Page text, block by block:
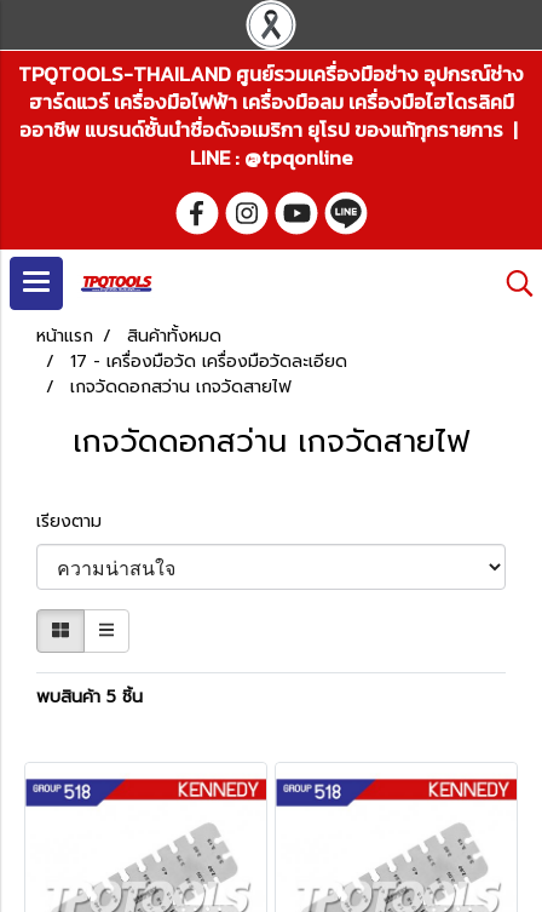
TPQTOOLS-THAILAND ศูนย์รวมเครื่องมือช่าง อุปกรณ์ช่าง
ฮาร์ดแวร์ เครื่องมือไฟฟ้า เครื่องมือลม เครื่องมือไฮโดรลิคมื
ออาชีพ แบรนด์ชั้นนำชื่อดังอเมริกา ยุโรป ของแท้ทุกรายการ |
LINE : @tpqonline
หน้าแรก
สินค้าทั้งหมด
17 - เครื่องมือวัด เครื่องมือวัดละเอียด
เกจวัดดอกสว่าน เกจวัดสายไฟ
เกจวัดดอกสว่าน เกจวัดสายไฟ
เรียงตาม
พบสินค้า 5 ชิ้น